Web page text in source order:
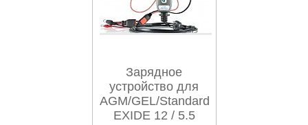
Зарядное
устройство для
AGM/GEL/Standard
EXIDE 12 / 5.5